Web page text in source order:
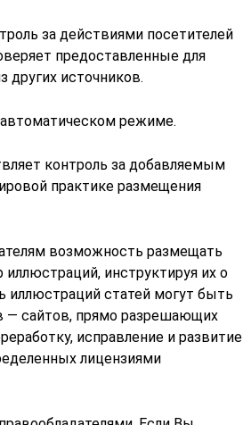
за действиями посетителей
предоставленные для
других источников.
режиме.
контроль за добавляемым
практике размещения
возможность размещать
инструктируя их о
иллюстраций статей могут быть
— сайтов, прямо разрешающих
исправление и развитие
лицензиями